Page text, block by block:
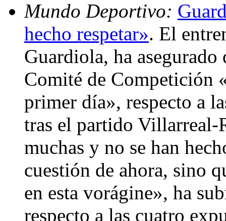
Mundo Deportivo:
hecho respetar». El
Guardiola, ha
Comité de Competición
primer día», respecto a
tras el partido Villarreal-
muchas y no se han
cuestión de ahora, sino
en esta vorágine», ha
respecto a las cuatro